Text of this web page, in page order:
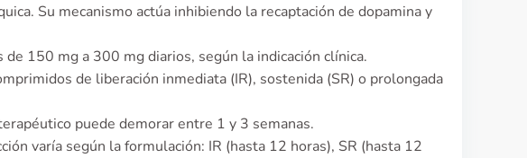
Su mecanismo actúa inhibiendo la recaptación de dopamina y
de 150 mg a 300 mg diarios, según la indicación clínica.
de liberación inmediata (IR), sostenida (SR) o prolongada
puede demorar entre 1 y 3 semanas.
varía según la formulación: IR (hasta 12 horas), SR (hasta 12